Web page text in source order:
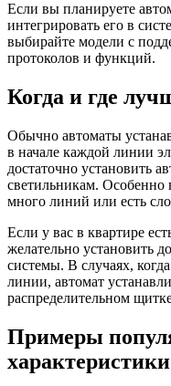
Если вы планируете
интегрировать его в
выбирайте модели с
протоколов и функций.
Когда и где
Обычно автоматы
в начале каждой линии
достаточно установить
светильникам. Особенно
много линий или есть
Если у вас в квартире
желательно установить
системы. В случаях,
линии, автомат
распределительном
Примеры
характеристики